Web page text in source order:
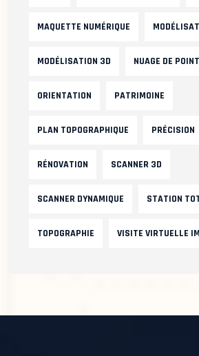
MAQUETTE NUMÉRIQUE
MODÉLISATION 3D NUAGE DE
ORIENTATION PATRIMOINE
PLAN TOPOGRAPHIQUE PRÉCISION
RÉNOVATION SCANNER 3D
SCANNER DYNAMIQUE STATION
TOPOGRAPHIE VISITE VIRTUELLE